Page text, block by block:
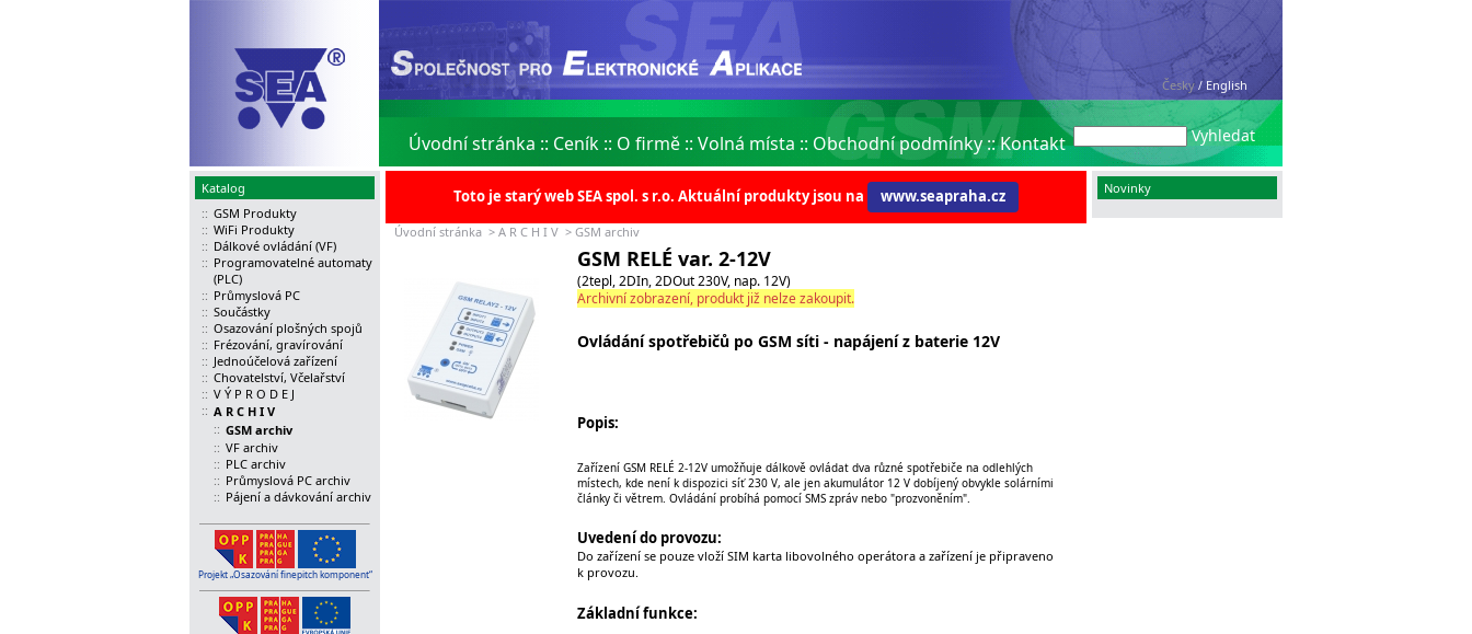
Česky / English
Úvodní stránka :: Ceník :: O firmě :: Volná místa :: Obchodní podmínky::Kontakt Vyhledat
Katalog
:: GSM Produkty
:: WiFi Produkty
:: Dálkové ovládání (VF)
:: Programovatelné automaty
(PLC)
:: Průmyslová PC
:: Součástky
:: Osazování plošných spojů
:: Frézování, gravírování
:: Jednoúčelová zařízení
:: Chovatelství, Včelařství
:: V Ý P R O D E J
:: A R C H I V
:: GSM archiv
:: VF archiv
:: PLC archiv
:: Průmyslová PC archiv
:: Pájení a dávkování archiv
Projekt „Osazování finepitch komponent“
Toto je starý web SEA spol. s r.o. Aktuální produkty jsou na www.seapraha.cz
Úvodní stránka > A R C H I V > GSM archiv
GSM RELÉ var. 2-12V
(2tepl, 2DIn, 2DOut 230V, nap. 12V)
Archivní zobrazení, produkt již nelze zakoupit.
Ovládání spotřebičů po GSM síti - napájení z baterie 12V
Popis:
Zařízení GSM RELÉ 2-12V umožňuje dálkově ovládat dva různé spotřebiče na odlehlých
místech, kde není k dispozici síť 230 V, ale jen akumulátor 12 V dobíjený obvykle solárními
články či větrem. Ovládání probíhá pomocí SMS zpráv nebo "prozvoněním".
Uvedení do provozu:
Do zařízení se pouze vloží SIM karta libovolného operátora a zařízení je připraveno
k provozu.
Základní funkce:
Novinky